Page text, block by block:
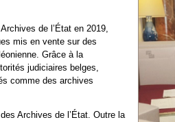
de l’État en 2019,
mis en vente sur des
Grâce à la
judiciaires belges,
comme des archives
Archives de l’État. Outre la